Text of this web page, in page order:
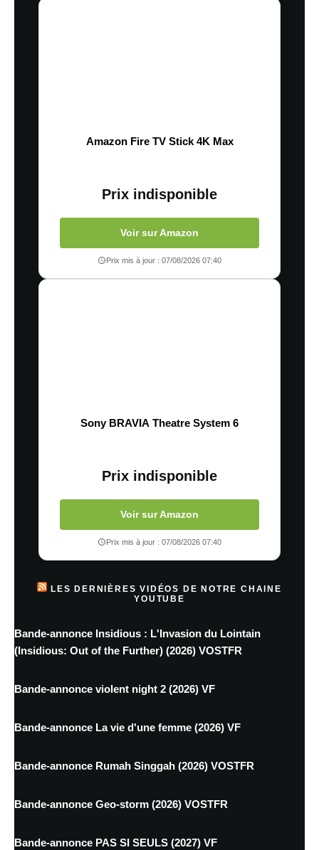
Amazon Fire TV Stick 4K Max
Prix indisponible
Voir sur Amazon
Prix mis à jour : 07/08/2026 07:40
Sony BRAVIA Theatre System 6
Prix indisponible
Voir sur Amazon
Prix mis à jour : 07/08/2026 07:40
LES DERNIÈRES VIDÉOS DE NOTRE CHAINE
YOUTUBE
Bande-annonce Insidious : L'Invasion du Lointain
(Insidious: Out of the Further) (2026) VOSTFR
Bande-annonce violent night 2 (2026) VF
Bande-annonce La vie d'une femme (2026) VF
Bande-annonce Rumah Singgah (2026) VOSTFR
Bande-annonce Geo-storm (2026) VOSTFR
Bande-annonce PAS SI SEULS (2027) VF